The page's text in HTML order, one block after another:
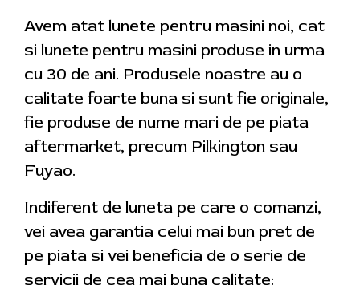
Avem atat lunete pentru masini noi, cat
si lunete pentru masini produse in urma
cu 30 de ani. Produsele noastre au o
calitate foarte buna si sunt fie originale,
fie produse de nume mari de pe piata
aftermarket, precum Pilkington sau
Fuyao.
Indiferent de luneta pe care o comanzi,
vei avea garantia celui mai bun pret de
pe piata si vei beneficia de o serie de
servicii de cea mai buna calitate: